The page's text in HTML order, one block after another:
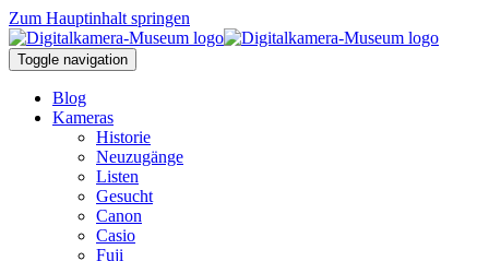
Zum Hauptinhalt springen
Toggle navigation
Blog
Kameras
Historie
Neuzugänge
Listen
Gesucht
Canon
Casio
Fuji